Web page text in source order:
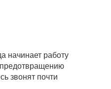
начинает работу
звонят почти